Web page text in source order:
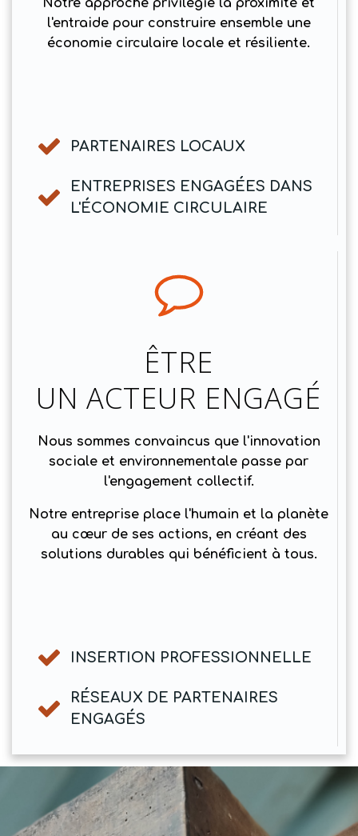
Notre approche privilégie la proximité et
l'entraide pour construire ensemble une
économie circulaire locale et résiliente.
PARTENAIRES LOCAUX
ENTREPRISES ENGAGÉES DANS
L'ÉCONOMIE CIRCULAIRE
ÊTRE
UN ACTEUR ENGAGÉ
Nous sommes convaincus que l'innovation
sociale et environnementale passe par
l'engagement collectif.
Notre entreprise place l'humain et la planète
au cœur de ses actions, en créant des
solutions durables qui bénéficient à tous.
INSERTION PROFESSIONNELLE
RÉSEAUX DE PARTENAIRES
ENGAGÉS